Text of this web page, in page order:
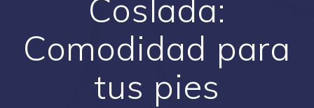
Coslada:
Comodidad para
tus pies